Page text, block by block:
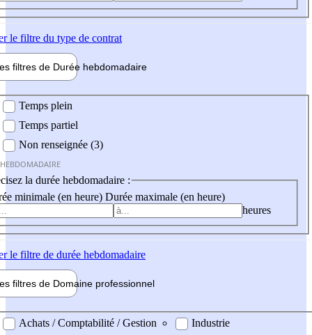
le filtre du type de contrat
filtres de Durée hebdomadaire
Temps plein
Temps partiel
Non renseignée (3)
la durée hebdomadaire :
minimale (en heure) Durée maximale (en heure)
heures
le filtre de durée hebdomadaire
filtres de Domaine professionnel
professionel
Achats / Comptabilité / Gestion
Industrie